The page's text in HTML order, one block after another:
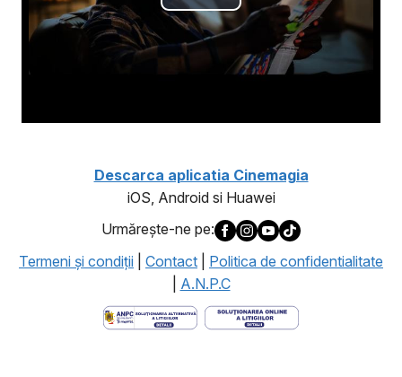
Descarca aplicatia Cinemagia
iOS, Android si Huawei
Urmăreşte-ne pe:
Termeni şi condiţii
Contact
Politica de confidentialitate
A.N.P.C